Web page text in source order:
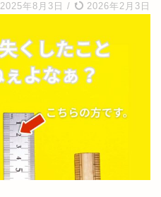
2025年8月3日 / 2026年2月3日